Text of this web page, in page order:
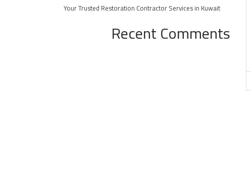
Your Trusted Restoration Contractor Services in Kuwait
Recent Comments